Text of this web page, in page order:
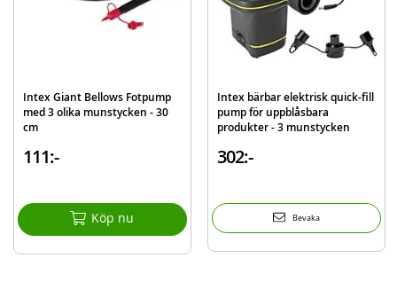
Intex Giant Bellows Fotpump
med 3 olika munstycken - 30
cm
111:-
Köp nu
Intex bärbar elektrisk quick-fill
pump för uppblåsbara
produkter - 3 munstycken
302:-
Bevaka